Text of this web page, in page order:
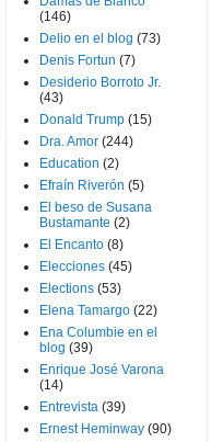
(146)
Delio en el blog (73)
Denis Fortun (7)
Desiderio Borroto Jr.
(43)
Donald Trump (15)
Dra. Amor (244)
Education (2)
Efraín Riverón (5)
El beso de Susana
Bustamante (2)
El Encanto (8)
Elecciones (45)
Elections (53)
Elena Tamargo (22)
Ena Columbie en el
blog (39)
Enrique José Varona
(14)
Entrevista (39)
Ernest Heminway (90)